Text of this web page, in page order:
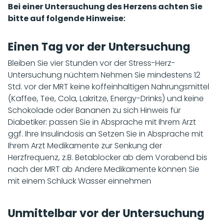
Bei einer Untersuchung des Herzens achten Sie
bitte auf folgende Hinweise:
Einen Tag vor der Untersuchung
Bleiben Sie vier Stunden vor der Stress-Herz-
Untersuchung nüchtern Nehmen Sie mindestens 12
Std. vor der MRT keine koffeinhaltigen Nahrungsmittel
(Kaffee, Tee, Cola, Lakritze, Energy-Drinks) und keine
Schokolade oder Bananen zu sich Hinweis für
Diabetiker: passen Sie in Absprache mit Ihrem Arzt
ggf. Ihre Insulindosis an Setzen Sie in Absprache mit
Ihrem Arzt Medikamente zur Senkung der
Herzfrequenz, z.B. Betablocker ab dem Vorabend bis
nach der MRT ab Andere Medikamente können Sie
mit einem Schluck Wasser einnehmen
Unmittelbar vor der Untersuchung